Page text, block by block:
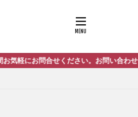
ださい。お問い合わせはこちらまで！⇐